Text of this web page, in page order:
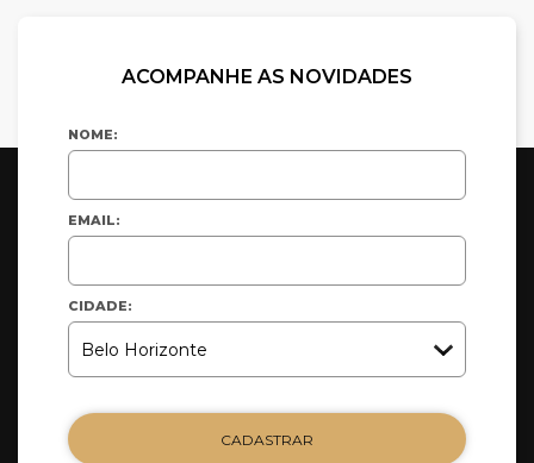
ACOMPANHE AS NOVIDADES
NOME:
EMAIL:
CIDADE:
CADASTRAR